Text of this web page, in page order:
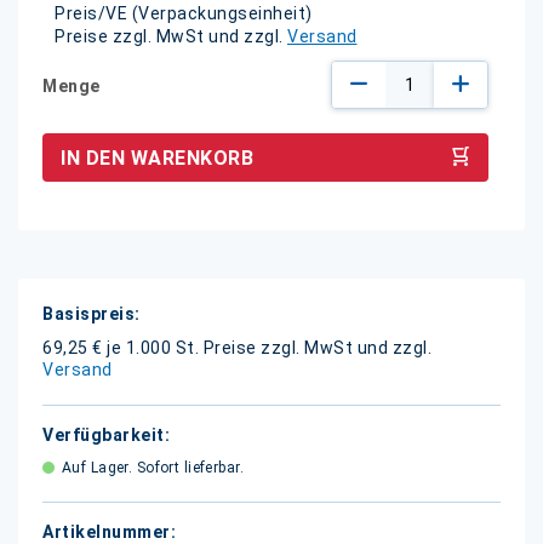
Preis/VE (Verpackungseinheit)
Preise zzgl. MwSt und zzgl. Versand
Menge
IN DEN WARENKORB
Weitere
Informationen
69,25 € je 1.000 St.
Preise zzgl. MwSt und zzgl.
Versand
Auf Lager. Sofort lieferbar.